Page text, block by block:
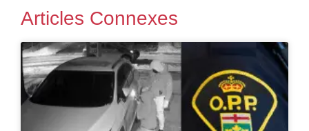
Articles Connexes